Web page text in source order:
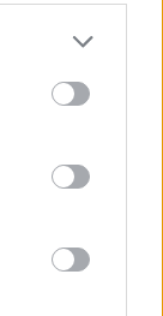
plochy, chybí
vody. Oproti
extrémně
2,5 procenta.
předčasně,